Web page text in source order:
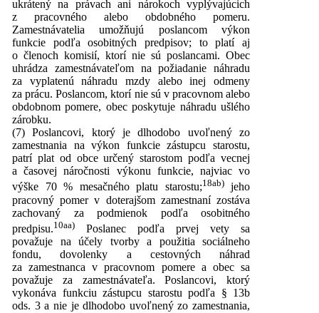
ukrátený na právach ani nárokoch vyplývajúcich
z pracovného alebo obdobného pomeru.
Zamestnávatelia umožňujú poslancom výkon
funkcie podľa osobitných predpisov; to platí aj
o členoch komisií, ktorí nie sú poslancami. Obec
uhrádza zamestnávateľom na požiadanie náhradu
za vyplatenú náhradu mzdy alebo inej odmeny
za prácu. Poslancom, ktorí nie sú v pracovnom alebo
obdobnom pomere, obec poskytuje náhradu ušlého
zárobku.
(7) Poslancovi, ktorý je dlhodobo uvoľnený zo
zamestnania na výkon funkcie zástupcu starostu,
patrí plat od obce určený starostom podľa vecnej
a časovej náročnosti výkonu funkcie, najviac vo
výške 70 % mesačného platu starostu;18ab)jeho
pracovný pomer v doterajšom zamestnaní zostáva
zachovaný za podmienok podľa osobitného
predpisu.10aa) Poslanec podľa prvej vety sa
považuje na účely tvorby a použitia sociálneho
fondu, dovolenky a cestovných náhrad
za zamestnanca v pracovnom pomere a obec sa
považuje za zamestnávateľa. Poslancovi, ktorý
vykonáva funkciu zástupcu starostu podľa § 13b
ods. 3 a nie je dlhodobo uvoľnený zo zamestnania,